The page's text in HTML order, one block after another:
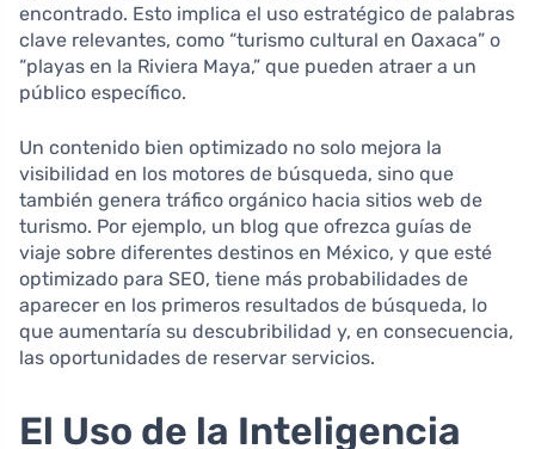
encontrado. Esto implica el uso estratégico de palabras
clave relevantes, como “turismo cultural en Oaxaca” o
“playas en la Riviera Maya,” que pueden atraer a un
público específico.
Un contenido bien optimizado no solo mejora la
visibilidad en los motores de búsqueda, sino que
también genera tráfico orgánico hacia sitios web de
turismo. Por ejemplo, un blog que ofrezca guías de
viaje sobre diferentes destinos en México, y que esté
optimizado para SEO, tiene más probabilidades de
aparecer en los primeros resultados de búsqueda, lo
que aumentaría su descubribilidad y, en consecuencia,
las oportunidades de reservar servicios.
El Uso de la Inteligencia